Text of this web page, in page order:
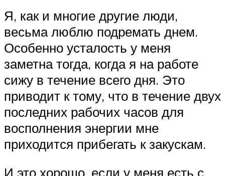
Я, как и многие другие люди,
весьма люблю подремать днем.
Особенно усталость у меня
заметна тогда, когда я на работе
сижу в течение всего дня. Это
приводит к тому, что в течение двух
последних рабочих часов для
восполнения энергии мне
приходится прибегать к закускам.
И это хорошо, если у меня есть с